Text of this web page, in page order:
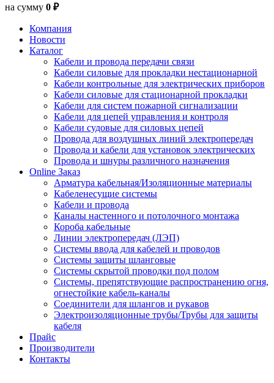
на сумму 0 ₽
Компания
Новости
Каталог
Кабели и провода передачи связи
Кабели силовые для прокладки нестационарной
Кабели контрольные для электрических приборов
Кабели силовые для стационарной прокладки
Кабели для систем пожарной сигнализации
Кабели для цепей управления и контроля
Кабели судовые для силовых цепей
Провода для воздушных линий электропередач
Провода и кабели для установок электрических
Провода и шнуры различного назначения
Online Заказ
Арматура кабельная/Изоляционные материалы
Кабеленесущие системы
Кабели и провода
Каналы настенного и потолочного монтажа
Короба кабельные
Линии электропередач (ЛЭП)
Системы ввода для кабелей и проводов
Системы защиты шланговые
Системы скрытой проводки под полом
Системы, препятствующие распространению огня,
огнестойкие кабель-каналы
Соединители для шлангов и рукавов
Электроизоляционные трубы/Трубы для защиты
кабеля
Прайс
Производители
Контакты